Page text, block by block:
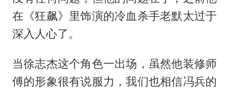
在《狂飙》里饰演的冷血杀手老默太过于
深入人心了。
当徐志杰这个角色一出场，虽然他装修师
傅的形象很有说服力，我们也相信冯兵的